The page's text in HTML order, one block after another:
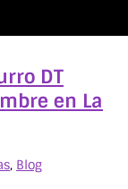
DT
en La
, Blog